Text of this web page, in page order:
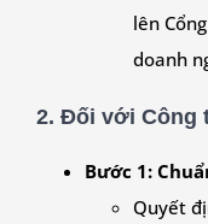
lên
doanh
2. Đối với Công
Bước 1:
Quyết